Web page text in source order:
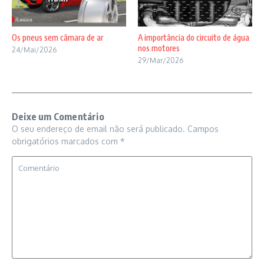
Os pneus sem câmara de ar
24/Mai/2026
A importância do circuito de água
nos motores
29/Mar/2026
Deixe um Comentário
O seu endereço de email não será publicado. Campos
obrigatórios marcados com *